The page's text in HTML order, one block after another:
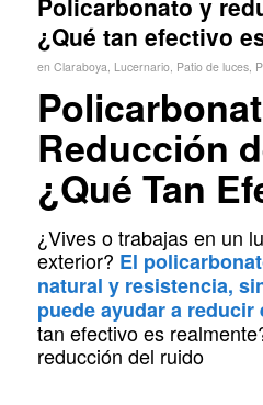
Policarbonato y
¿Qué tan efectivo
en Claraboya, Lucernario, Patio de luces,
Reducción
¿Qué Tan
¿Vives o trabajas en un
exterior? El
natural y resistencia,
puede ayudar a reducir
tan efectivo es
reducción del ruido